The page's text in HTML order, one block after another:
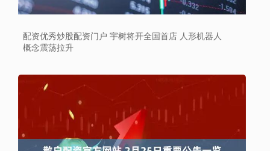
配资优秀炒股配资门户 宇树将开全国首店 人形机器人
概念震荡拉升